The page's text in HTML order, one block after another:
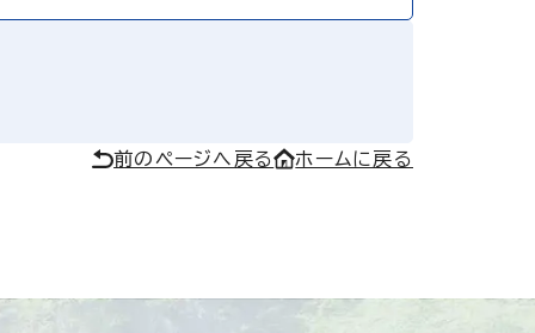
前のページへ戻る ホームに戻る